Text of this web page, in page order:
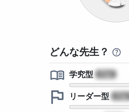
どんな先生？
学究型
?
リーダー型
?